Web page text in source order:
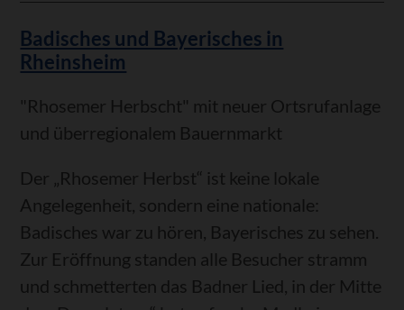
der
Schule
Badisches und Bayerisches in
Rheinsheim
"Rhosemer Herbscht" mit neuer Ortsrufanlage
und überregionalem Bauernmarkt
Der „Rhosemer Herbst“ ist keine lokale
Angelegenheit, sondern eine nationale:
Badisches war zu hören, Bayerisches zu sehen.
Zur Eröffnung standen alle Besucher stramm
und schmetterten das Badner Lied, in der Mitte